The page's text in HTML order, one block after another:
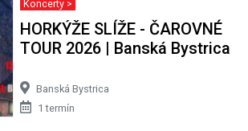
Koncerty >
HORKÝŽE SLÍŽE - ČAROVNÉ
TOUR 2026 | Banská Bystrica
Banská Bystrica
1 termín